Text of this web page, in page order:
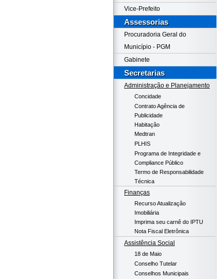
Vice-Prefeito
Assessorias
Procuradoria Geral do
Município - PGM
Gabinete
Secretarias
Administração e Planejamento
Concidade
Contrato Agência de
Publicidade
Habitação
Medtran
PLHIS
Programa de Integridade e
Compliance Público
Termo de Responsabilidade
Técnica
Finanças
Recurso Atualização
Imobiliária
Imprima seu carnê do IPTU
Nota Fiscal Eletrônica
Assistência Social
18 de Maio
Conselho Tutelar
Conselhos Municipais